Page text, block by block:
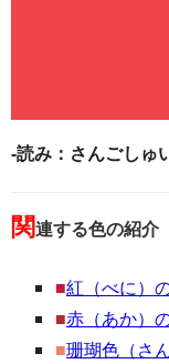
-読み：さんごしゅ
関連する色の紹介
■紅（べに）
■赤（あか）
■珊瑚色（さ